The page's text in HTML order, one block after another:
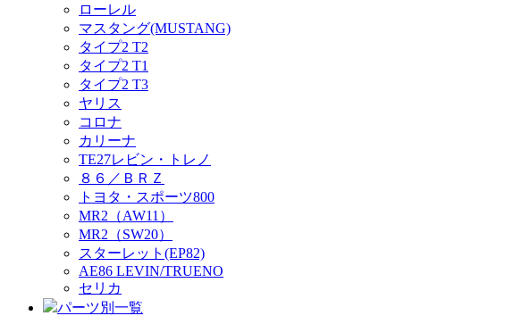
ローレル
マスタング(MUSTANG)
タイプ2 T2
タイプ2 T1
タイプ2 T3
ヤリス
コロナ
カリーナ
TE27レビン・トレノ
８６／ＢＲＺ
トヨタ・スポーツ800
MR2（AW11）
MR2（SW20）
スターレット(EP82)
AE86 LEVIN/TRUENO
セリカ
パーツ別一覧